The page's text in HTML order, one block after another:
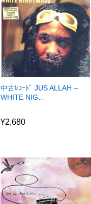
中古ﾚｺｰﾄﾞ JUS ALLAH –
WHITE NIG…
¥2,680